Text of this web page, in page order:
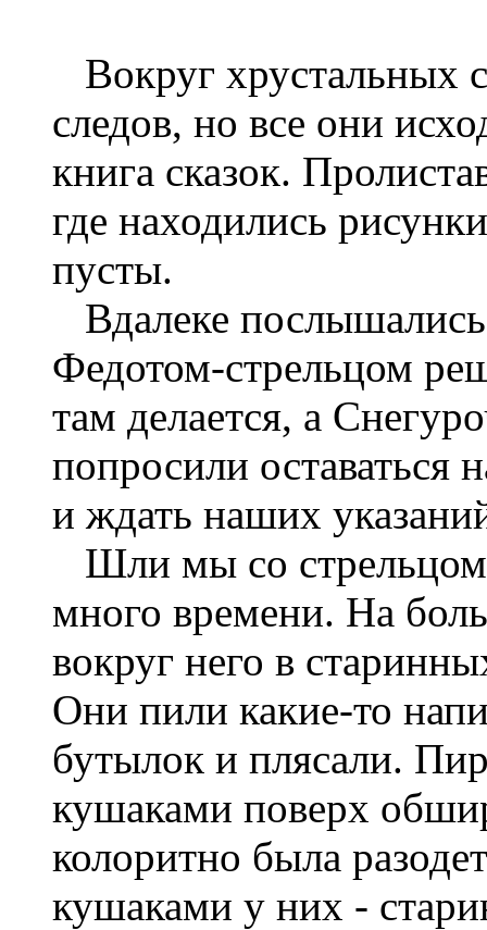
Вокруг хрустальных
следов, но все они
книга сказок.
где находились
пусты.
Вдалеке
Федотом-стрельцом
там делается, а
попросили оставаться
и ждать наших
Шли мы со
много времени. На
вокруг него в
Они пили какие-то
бутылок и плясали.
кушаками поверх
колоритно была
кушаками у них -